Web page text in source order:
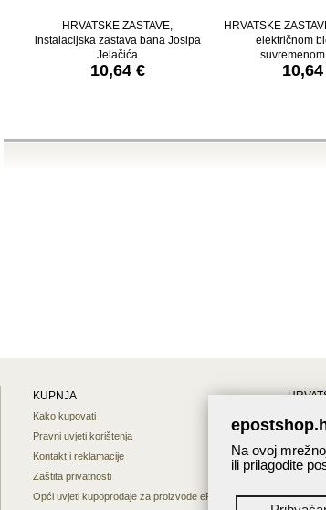
HRVATSKE ZASTAVE,
instalacijska zastava bana Josipa
Jelačića
10,64 €
HRVATSKE
električnom
KUPNJA
Kako kupovati
Pravni uvjeti korištenja
Kontakt i reklamacije
Zaštita privatnosti
Opći uvjeti kupoprodaje za proizvode ePost shopa
O nama
Na ovoj
ili prilagodite